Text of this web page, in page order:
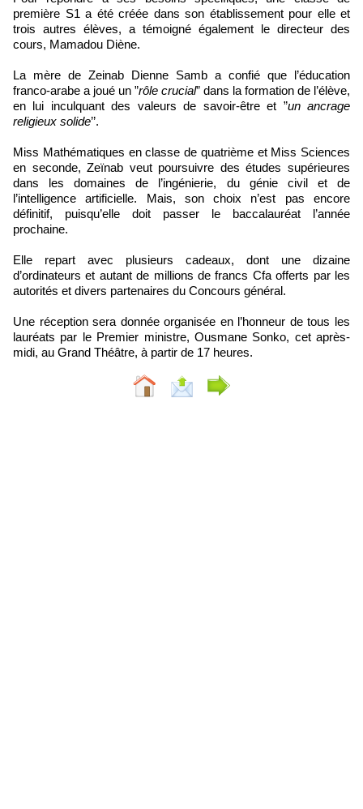
première S1 a été créée dans son établissement pour elle et
trois autres élèves, a témoigné également le directeur des
cours, Mamadou Diène.
La mère de Zeinab Dienne Samb a confié que l’éducation
franco-arabe a joué un ”rôle crucial” dans la formation de l’élève,
en lui inculquant des valeurs de savoir-être et ”un ancrage
religieux solide’’.
Miss Mathématiques en classe de quatrième et Miss Sciences
en seconde, Zeïnab veut poursuivre des études supérieures
dans les domaines de l’ingénierie, du génie civil et de
l’intelligence artificielle. Mais, son choix n’est pas encore
définitif, puisqu’elle doit passer le baccalauréat l’année
prochaine.
Elle repart avec plusieurs cadeaux, dont une dizaine
d’ordinateurs et autant de millions de francs Cfa offerts par les
autorités et divers partenaires du Concours général.
Une réception sera donnée organisée en l’honneur de tous les
lauréats par le Premier ministre, Ousmane Sonko, cet après-
midi, au Grand Théâtre, à partir de 17 heures.